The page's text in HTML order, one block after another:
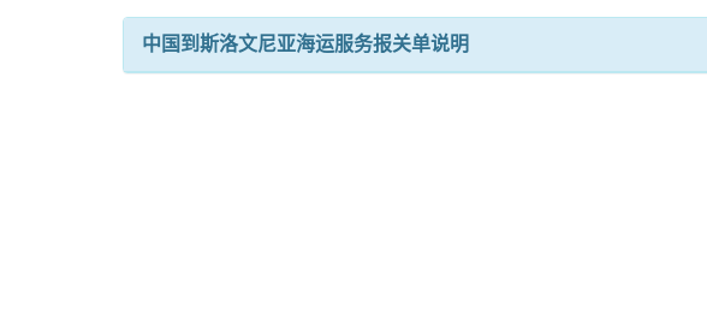
中国到斯洛文尼亚海运服务报关单说明